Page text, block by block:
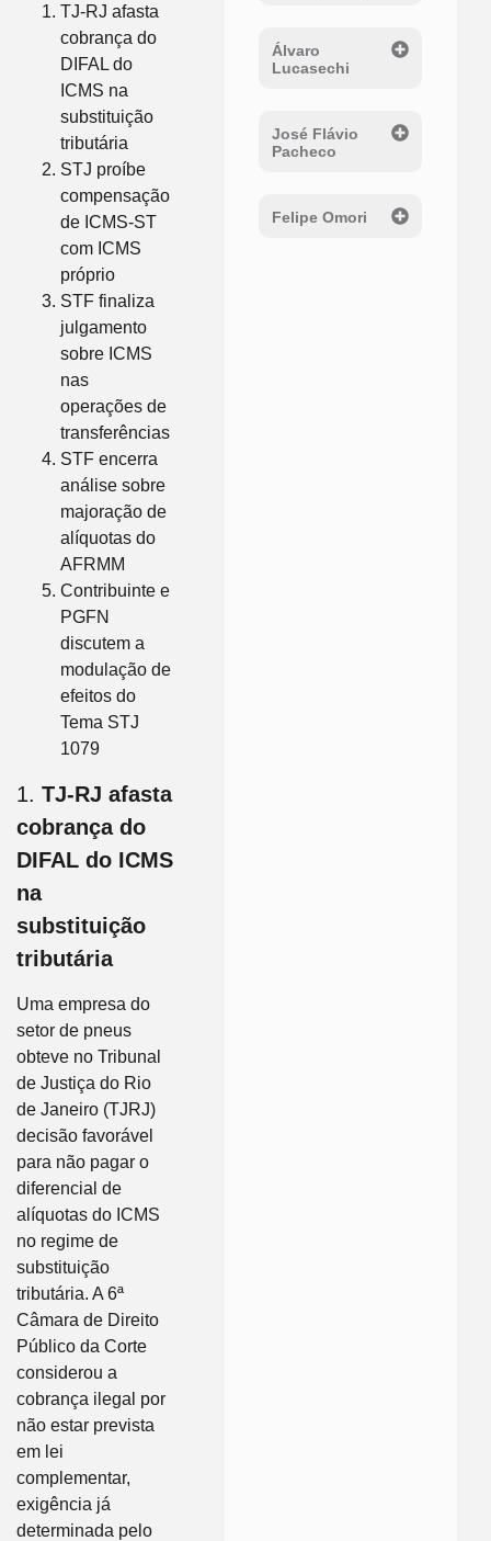
TJ-RJ afasta
cobrança do
DIFAL do
ICMS na
substituição
tributária
STJ proíbe
compensação
de ICMS-ST
com ICMS
próprio
STF finaliza
julgamento
sobre ICMS
nas
operações de
transferências
STF encerra
análise sobre
majoração de
alíquotas do
AFRMM
Contribuinte e
PGFN
discutem a
modulação de
efeitos do
Tema STJ
1079
1. TJ-RJ afasta
cobrança do
DIFAL do ICMS
na
substituição
tributária
Uma empresa do
setor de pneus
obteve no Tribunal
de Justiça do Rio
de Janeiro (TJRJ)
decisão favorável
para não pagar o
diferencial de
alíquotas do ICMS
no regime de
substituição
tributária. A 6ª
Câmara de Direito
Público da Corte
considerou a
cobrança ilegal por
não estar prevista
em lei
complementar,
exigência já
determinada pelo
Álvaro
Lucasechi
José Flávio
Pacheco
Felipe Omori